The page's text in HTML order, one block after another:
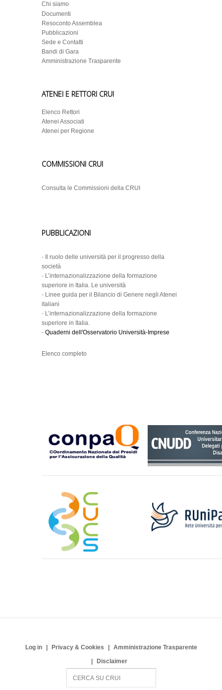
Chi siamo
Documenti
Resoconto Assemblea
Pubblicazioni
Sede e Contatti
Bandi di Gara
Amministrazione Trasparente
ATENEI E RETTORI CRUI
Elenco Rettori
Atenei Associati
Atenei per Regione
COMMISSIONI CRUI
Consulta le Commissioni della CRUI
PUBBLICAZIONI
-
Il ruolo delle università per il progresso della
società
- L’internazionalizzazione della formazione
superiore in Italia. Le università
- Linee guida per il Bilancio di Genere negli Atenei
italiani
- L’internazionalizzazione della formazione
superiore in Italia.
- Quaderni dell'Osservatorio Università-Imprese
Elenco completo
Log in Privacy & Cookies
Amministrazione Trasparente
Disclaimer